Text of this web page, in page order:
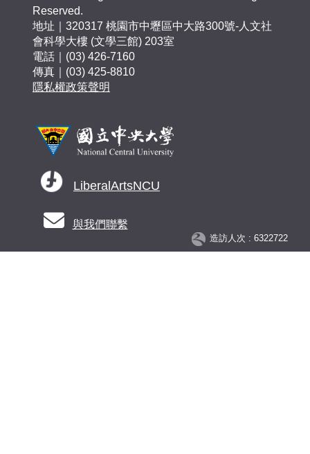
Reserved.
地址｜320317 桃園市中壢區中大路300號-人文社
會科學大樓 (文學三館) 203室
電話｜(03) 426-7160
傳真｜(03) 425-8810
隱私權政策聲明
LiberalArtsNCU
與我們聯繫
造訪人次 : 6322722